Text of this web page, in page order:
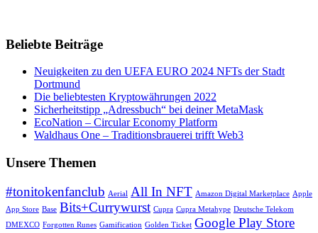
Beliebte Beiträge
Neuigkeiten zu den UEFA EURO 2024 NFTs der Stadt
Dortmund
Die beliebtesten Kryptowährungen 2022
Sicherheitstipp „Adressbuch“ bei deiner MetaMask
EcoNation – Circular Economy Platform
Waldhaus One – Traditionsbrauerei trifft Web3
Unsere Themen
#tonitokenfanclub Aerial All In NFT Amazon Digital Marketplace Apple
App Store Base Bits+Currywurst Cupra Cupra Metahype Deutsche Telekom
DMEXCO Forgotten Runes Gamification Golden Ticket Google Play Store